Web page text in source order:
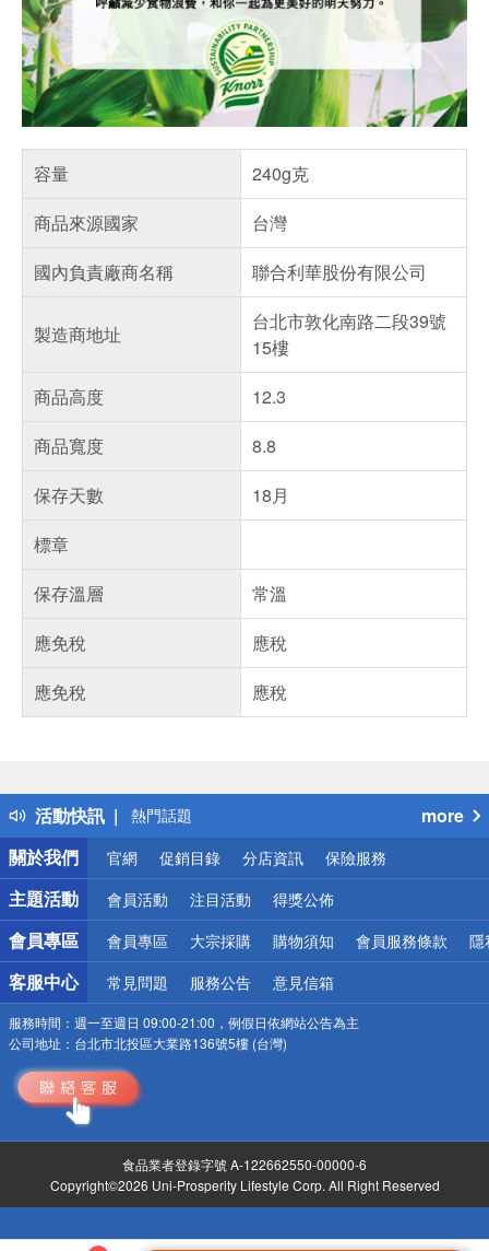
容量
240g克
商品來源國家
台灣
國內負責廠商名稱
聯合利華股份有限公司
製造商地址
台北市敦化南路二段39號
15樓
商品高度
12.3
商品寬度
8.8
保存天數
18月
標章
保存溫層
常溫
應免稅
應稅
應免稅
應稅
活動快訊
得獎公告
熱門話題
銀行優惠
偏遠地區配送
詐騙網頁！請小心！
more
關於我們
官網 促銷目錄 分店資訊 保險服務
主題活動 會員活動 注目活動 得獎公佈
會員專區 會員專區 大宗採購 購物須知 會員服務條款 隱
客服中心 常見問題 服務公告 意見信箱
服務時間： 週一至週日 09:00-21:00，例假日依網站公告為主
公司地址： 台北市北投區大業路136號5樓 (台灣)
食品業者登錄字號 A-122662550-00000-6
Copyright©2026 Uni-Prosperity Lifestyle Corp. All Right Reserved